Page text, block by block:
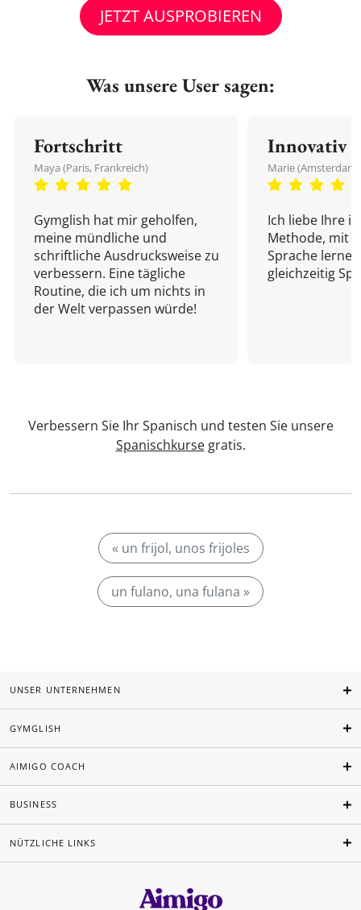
JETZT AUSPROBIEREN
Was unsere User sagen:
Fortschritt
Maya (Paris, Frankreich)
Gymglish hat mir geholfen,
meine mündliche und
schriftliche Ausdrucksweise zu
verbessern. Eine tägliche
Routine, die ich um nichts in
der Welt verpassen würde!
Innovativ
Marie
Ich liebe Ihre
Methode, mit
Sprache
gleichzeitig
Verbessern Sie Ihr Spanisch und testen Sie unsere
Spanischkursegratis.
« un frijol, unos frijoles
un fulano, una fulana »
UNSER UNTERNEHMEN
GYMGLISH
AIMIGO COACH
BUSINESS
NÜTZLICHE LINKS